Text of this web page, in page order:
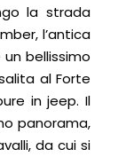
la strada
l’antica
bellissimo
al Forte
in jeep. Il
panorama,
da cui si